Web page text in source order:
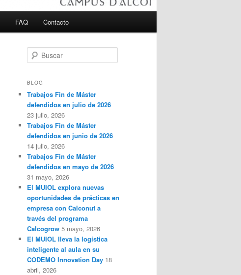
FAQ Contacto
u
c
r
BLOG
Trabajos Fin de Máster
defendidos en julio de 2026
23 julio, 2026
Trabajos Fin de Máster
defendidos en junio de 2026
14 julio, 2026
Trabajos Fin de Máster
defendidos en mayo de 2026
31 mayo, 2026
El MUIOL explora nuevas
oportunidades de prácticas en
empresa con Calconut a
través del programa
Calcogrow 5 mayo, 2026
El MUIOL lleva la logística
inteligente al aula en su
CODEMO Innovation Day 18
abril, 2026